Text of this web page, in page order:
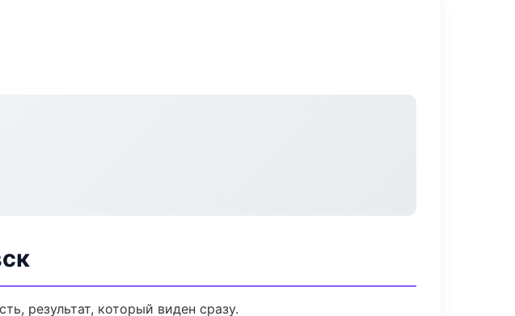
результат, который виден сразу.